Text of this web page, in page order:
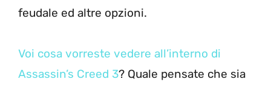
feudale ed altre opzioni.
Voi cosa vorreste vedere all’interno di
Assassin’s Creed 3? Quale pensate che sia